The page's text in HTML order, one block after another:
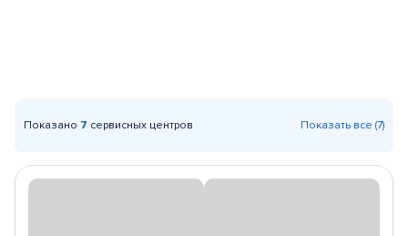
Показано 7 сервисных центров Показать все (7)